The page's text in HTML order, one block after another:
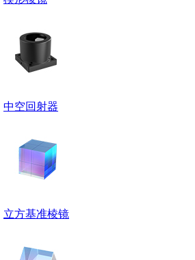
中空回射器
立方基准棱镜